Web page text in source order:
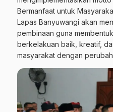
Bermanfaat untuk
Lapas Banyuwangi akan
pembinaan guna
berkelakuan baik, kreatif,
masyarakat dengan